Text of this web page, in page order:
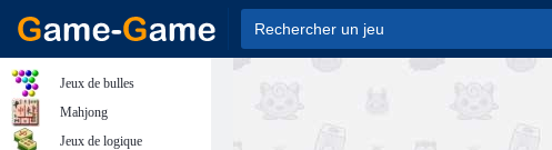
Jeux de bulles
Mahjong
Jeux de logique